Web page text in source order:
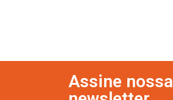
Assine nossa